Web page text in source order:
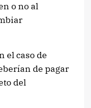
o no al
el caso de
de pagar
del